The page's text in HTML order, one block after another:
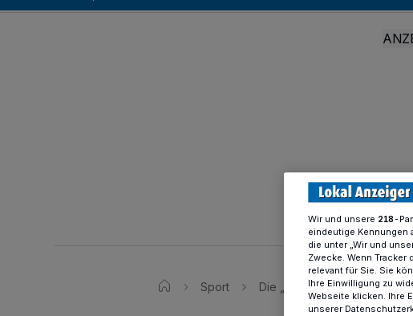
Sport Die „Talentiade“ im TC
Wir und unsere 218-
eindeutige Kennungen
die unter „Wir und
Zwecke. Wenn
relevant für Sie. Sie
Ihre Einwilligung zu
Webseite klicken. Ihre
unserer